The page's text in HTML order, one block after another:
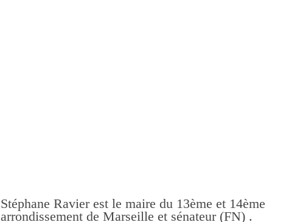
Stéphane Ravier est le maire du 13ème et 14ème
arrondissement de Marseille et sénateur (FN) .